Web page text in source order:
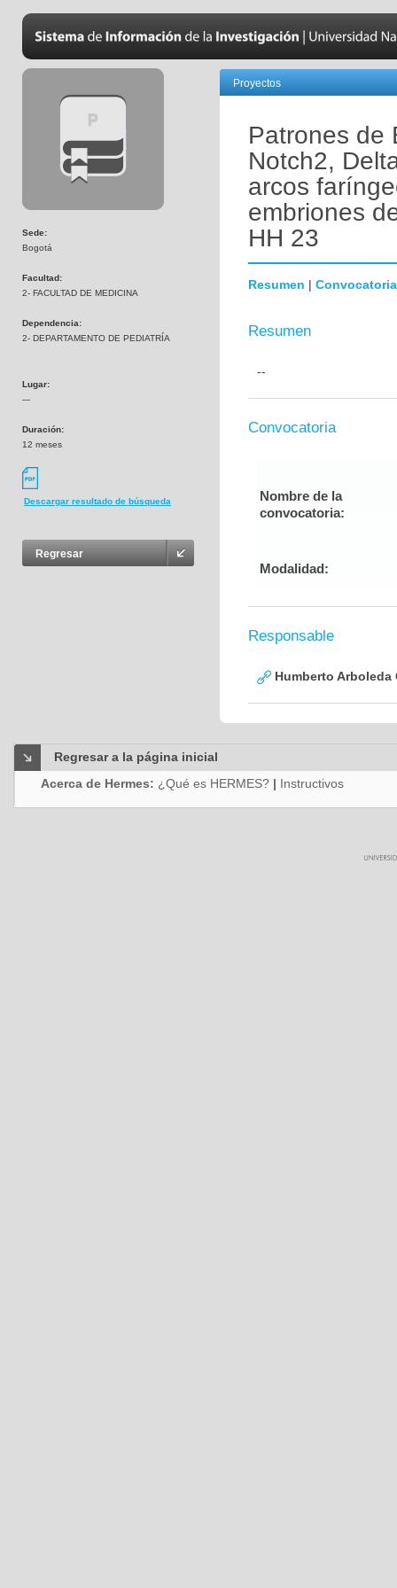
Sede:
Bogotá
Facultad:
2- FACULTAD DE MEDICINA
Dependencia:
2- DEPARTAMENTO DE PEDIATRÍA
Lugar:
---
Duración:
12 meses
Descargar resultado de búsqueda
Regresar
Proyectos
Patrones de
Notch2,
arcos
embriones
HH 23
Resumen | Convocatoria
Resumen
--
Convocatoria
Nombre de la
convocatoria:
Modalidad:
Responsable
Humberto Arboleda
Regresar a la página inicial
Acerca de Hermes: ¿Qué es HERMES? | Instructivos